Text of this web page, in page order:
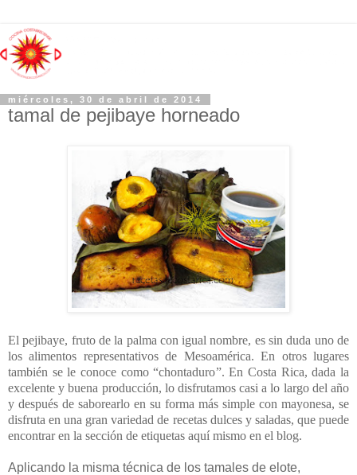
miércoles, 30 de abril de 2014
tamal de pejibaye horneado
El pejibaye, fruto de la palma con igual nombre, es sin duda uno de
los alimentos representativos de Mesoamérica. En otros lugares
también se le conoce como “chontaduro”. En Costa Rica, dada la
excelente y buena producción, lo disfrutamos casi a lo largo del año
y después de saborearlo en su forma más simple con mayonesa, se
disfruta en una gran variedad de recetas dulces y saladas, que puede
encontrar en la sección de etiquetas aquí mismo en el blog.
Aplicando la misma técnica de los tamales de elote,